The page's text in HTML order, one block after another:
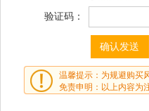
验证码：
温馨提示：为规避购买
免责申明：以上内容为